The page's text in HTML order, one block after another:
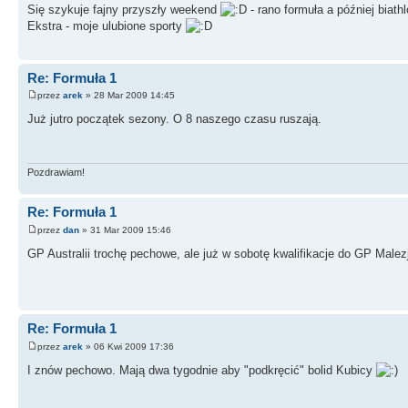
Się szykuje fajny przyszły weekend
- rano formuła a później
Ekstra - moje ulubione sporty
Re: Formuła 1
przez arek » 28 Mar 2009 14:45
Już jutro początek sezony. O 8 naszego czasu ruszają.
Pozdrawiam!
Re: Formuła 1
przez dan » 31 Mar 2009 15:46
GP Australii trochę pechowe, ale już w sobotę kwalifikacje do GP
Re: Formuła 1
przez arek » 06 Kwi 2009 17:36
I znów pechowo. Mają dwa tygodnie aby "podkręcić" bolid Kubicy